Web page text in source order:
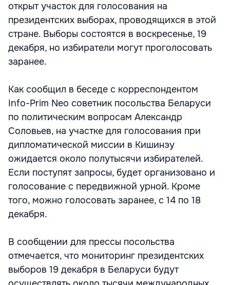
открыт участок для голосования на
президентских выборах, проводящихся в этой
стране. Выборы состоятся в воскресенье, 19
декабря, но избиратели могут проголосовать
заранее.
Как сообщил в беседе с корреспондентом
Info-Prim Neo советник посольства Беларуси
по политическим вопросам Александр
Соловьев, на участке для голосования при
дипломатической миссии в Кишинэу
ожидается около полутысячи избирателей.
Если поступят запросы, будет организовано и
голосование с передвижной урной. Кроме
того, можно голосовать заранее, с 14 по 18
декабря.
В сообщении для прессы посольства
отмечается, что мониторинг президентских
выборов 19 декабря в Беларуси будут